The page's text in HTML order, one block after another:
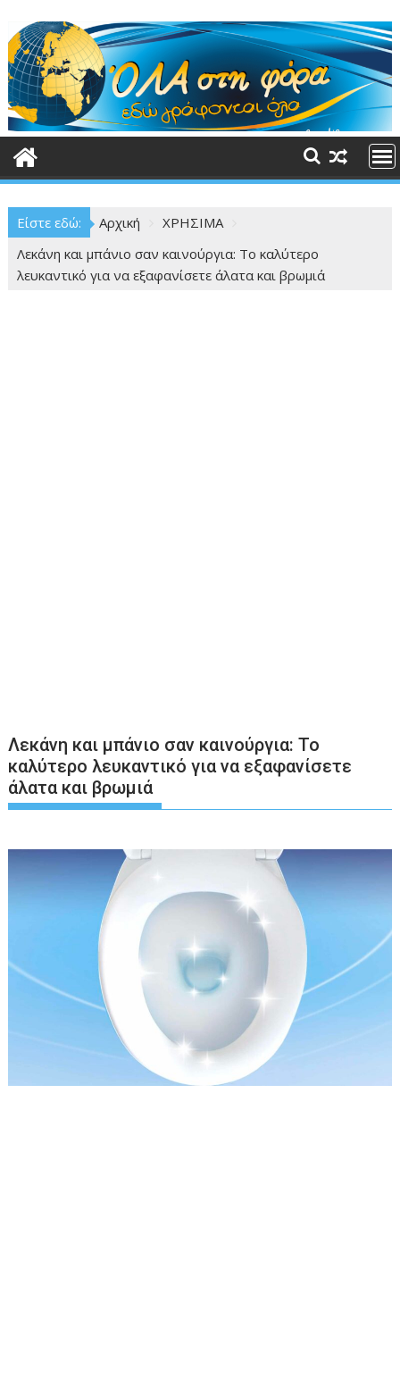
στο
περιεχόμενο
Είστε εδώ: Αρχική
ΧΡΗΣΙΜΑ
Λεκάνη και μπάνιο σαν καινούργια: Το καλύτερο
λευκαντικό για να εξαφανίσετε άλατα και βρωμιά
Λεκάνη και μπάνιο σαν καινούργια: Το
καλύτερο λευκαντικό για να εξαφανίσετε
άλατα και βρωμιά